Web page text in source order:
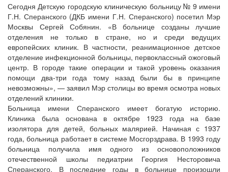
Сегодня Детскую городскую клиническую больницу № 9 имени
Г.Н. Сперанского (ДКБ имени Г.Н. Сперанского) посетил Мэр
Москвы Сергей Собянин. «В больнице созданы лучшие
отделения не только в стране, но и среди ведущих
европейских клиник. В частности, реанимационное детское
отделение инфекционной больницы, первоклассный ожоговый
центр. В городе такие операции и такой уровень оказания
помощи два-три года тому назад были бы в принципе
невозможны», — заявил Мэр столицы во время осмотра новых
отделений клиники.
Больница имени Сперанского имеет богатую историю.
Клиника была основана в октябре 1923 года на базе
изолятора для детей, больных малярией. Начиная с 1937
года, больница работает в системе Мосгорздрава. В 1993 году
больница получила имя одного из основоположников
отечественной школы педиатрии Георгия Несторовича
Сперанского. В последние годы в больнице произошли